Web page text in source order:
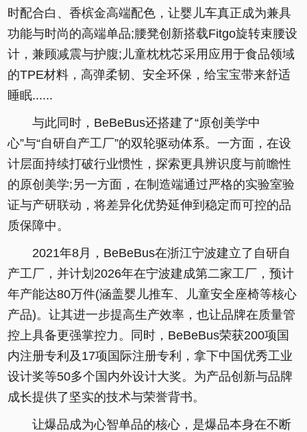
时配合白、香槟金高端配色，让婴儿车真正成为兼具
功能与时尚的高端单品;腰凳创新搭载Fitgo旋转束腰设
计，兼顾减震与护腹;儿童枕枕芯采用应用于食品领域
的TPE材料，高弹柔韧、安全环保，给宝宝带来舒适
睡眠......
与此同时，BeBeBus还搭建了“原创美学中
心”与“自研自产工厂”的双轮驱动体系。一方面，在设
计层面持续打破行业惯性，探索更具辨识度与前瞻性
的原创美学;另一方面，在制造端通过严格的实验室验
证与产研联动，将差异化优势延伸到稳定而可控的品
质保障中。
2021年8月，BeBeBus在浙江宁波建立了自研自
产工厂，并计划2026年在宁波建成第二家工厂，预计
年产能达80万件(涵盖婴儿推车、儿童安全座椅等核心
产品)。让其进一步提高生产效率，也让品牌在质量管
控上具备更强掌控力。同时，BeBeBus荣获200项国
内注册专利及17项国际注册专利，拿下中国优秀工业
设计奖等50多个国内外设计大奖。为产品创新与品牌
成长提供了坚实的技术与荣誉背书。
让爆品成为心智单品的核心，是爆品本身在不断